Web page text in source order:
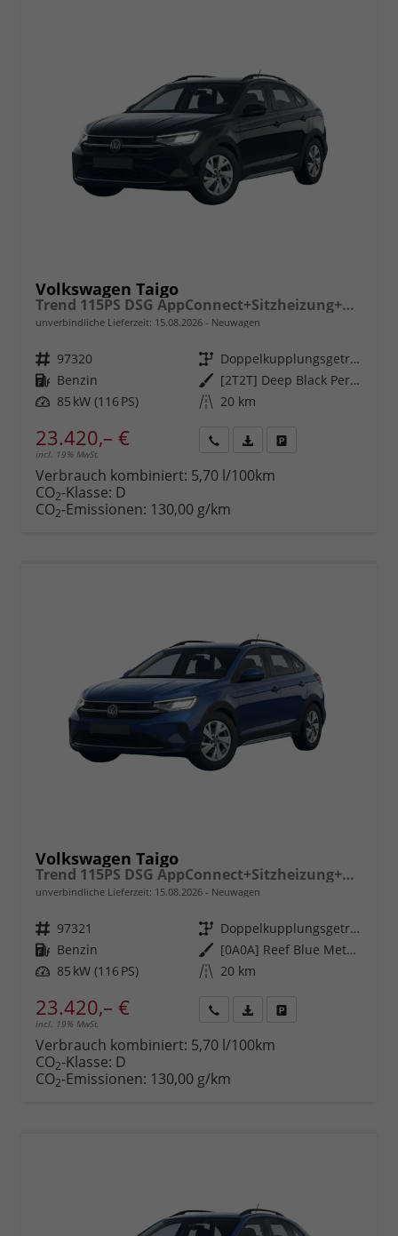
Volkswagen Taigo
Trend 115PS DSG AppConnect+Sitzheizung+PDC+Alu16+LED+DAB+FrontAssist
unverbindliche Lieferzeit: 15.08.2026 Neuwagen
Fahrzeugnr. 97320 Getriebe
Doppelkupplungsgetriebe (DSG)
Kraftstoff Benzin Außenfarbe
[2T2T] Deep Black Perleffekt
Leistung 85 kW (116 PS) Kilometerstand 20 km
23.420,– €
incl. 19% MwSt.
anfordern
Datei,
Verbrauch kombiniert: 5,70 l/100km
CO2-Klasse: D
CO2-Emissionen: 130,00 g/km
Volkswagen Taigo
Trend 115PS DSG AppConnect+Sitzheizung+PDC+Alu16+LED+DAB+FrontAssist
unverbindliche Lieferzeit: 15.08.2026 Neuwagen
Fahrzeugnr. 97321 Getriebe
Doppelkupplungsgetriebe (DSG)
Kraftstoff Benzin Außenfarbe
[0A0A] Reef Blue Metallic
Leistung 85 kW (116 PS) Kilometerstand 20 km
23.420,– €
incl. 19% MwSt.
anfordern
Datei,
Verbrauch kombiniert: 5,70 l/100km
CO2-Klasse: D
CO2-Emissionen: 130,00 g/km